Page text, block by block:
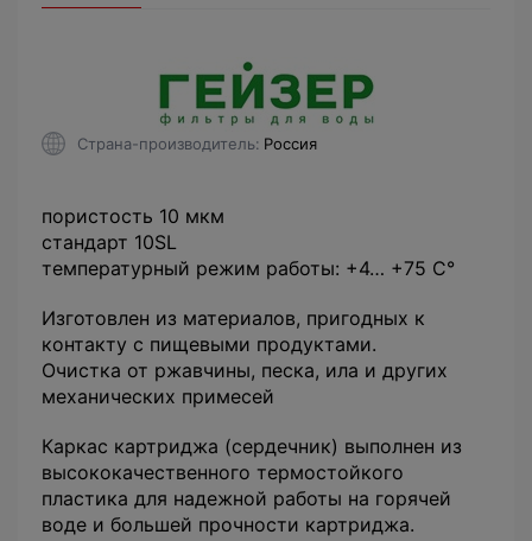
Страна-производитель Россия
пористость 10 мкм
стандарт 10SL
температурный режим работы: +4… +75 С°
Изготовлен из материалов, пригодных к
контакту с пищевыми продуктами.
Очистка от ржавчины, песка, ила и других
механических примесей
Каркас картриджа (сердечник) выполнен из
высококачественного термостойкого
пластика для надежной работы на горячей
воде и большей прочности картриджа.